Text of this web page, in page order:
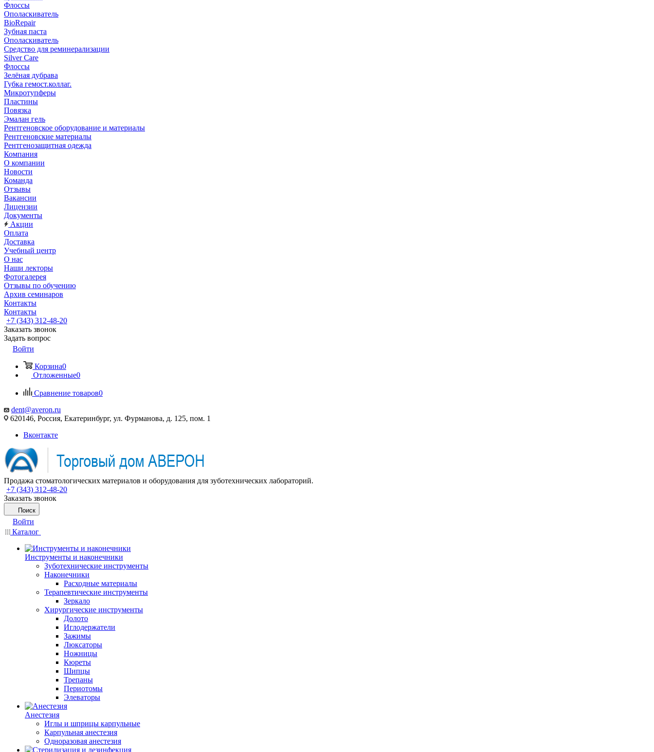
Флоссы
Ополаскиватель
BioRepair
Зубная паста
Ополаскиватель
Средство для реминерализации
Silver Care
Флоссы
Зелёная дубрава
Губка гемост.коллаг.
Микротупферы
Пластины
Повязка
Эмалан гель
Рентгеновское оборудование и материалы
Рентгеновские материалы
Рентгенозащитная одежда
Компания
О компании
Новости
Команда
Отзывы
Вакансии
Лицензии
Документы
Акции
Оплата
Доставка
Учебный центр
О нас
Наши лекторы
Фотогалерея
Отзывы по обучению
Архив семинаров
Контакты
Контакты
+7 (343) 312-48-20
Заказать звонок
Задать вопрос
Войти
Корзина0
Отложенные0
Сравнение товаров0
dent@averon.ru
620146, Россия, Екатеринбург, ул. Фурманова, д. 125, пом. 1
Вконтакте
Продажа стоматологических материалов и оборудования для зуботехнических лабораторий.
+7 (343) 312-48-20
Заказать звонок
Поиск
Войти
Каталог
Инструменты и наконечники
Зуботехнические инструменты
Наконечники
Расходные материалы
Терапевтические инструменты
Зеркало
Хирургические инструменты
Долото
Иглодержатели
Зажимы
Люксаторы
Ножницы
Кюреты
Шипцы
Трепаны
Периотомы
Элеваторы
Анестезия
Иглы и шприцы карпульные
Карпульная анестезия
Одноразовая анестезия